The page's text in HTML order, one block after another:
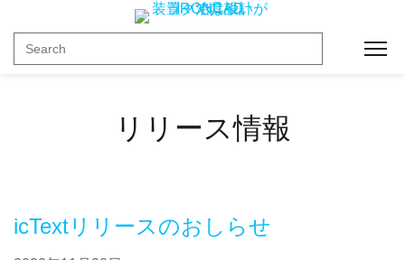
リリース情報
icTextリリースのおしらせ